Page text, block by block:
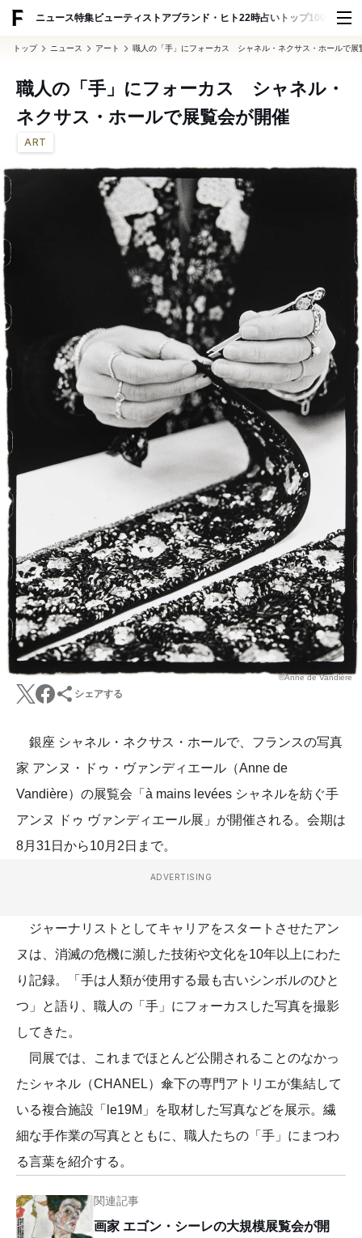
ニュース特集ビューティ ストアブランド・ヒト22時占い トップ100 スナッ
トップ ニュース アート 職人の「手」にフォーカス シャネル・ネクサス・ホールで展
職人の「手」にフォーカス シャネル・
ネクサス・ホールで展覧会が開催
ART
©Anne de Vandière
シェアする
銀座 シャネル・ネクサス・ホールで、フランスの写真
家 アンヌ・ドゥ・ヴァンディエール（Anne de
Vandière）の展覧会「à mains levées シャネルを紡ぐ手
アンヌ ドゥ ヴァンディエール展」が開催される。会期は
8月31日から10月2日まで。
ADVERTISING
ジャーナリストとしてキャリアをスタートさせたアン
ヌは、消滅の危機に瀕した技術や文化を10年以上にわた
り記録。「手は人類が使用する最も古いシンボルのひと
つ」と語り、職人の「手」にフォーカスした写真を撮影
してきた。
同展では、これまでほとんど公開されることのなかっ
たシャネル（CHANEL）傘下の専門アトリエが集結して
いる複合施設「le19M」を取材した写真などを展示。繊
細な手作業の写真とともに、職人たちの「手」にまつわ
る言葉を紹介する。
関連記事
画家 エゴン・シーレの大規模展覧会が開